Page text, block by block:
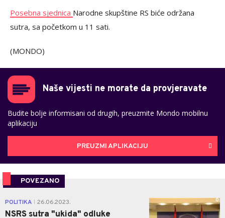
Posebna sjednica Narodne skupštine RS biće održana
sutra, sa početkom u 11 sati.
(MONDO)
Naše vijesti ne morate da provjeravate
Budite bolje informisani od drugih, preuzmite Mondo mobilnu
aplikaciju
PREUZMI APLIKACIJU
POVEZANO
POLITIKA 26.06.2023.
NSRS sutra "ukida" odluke
0